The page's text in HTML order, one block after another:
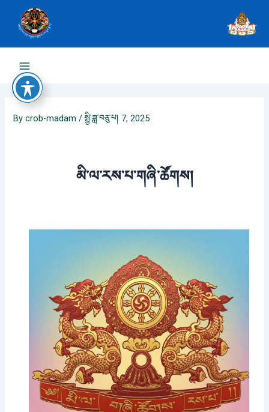
content
Main
Menu
Bycrob-madam /སྤྱི་ཟླ་བཅུ་པ། 7, 2025
མི་ལ་རས་པ་གཞི་ཚོགས།